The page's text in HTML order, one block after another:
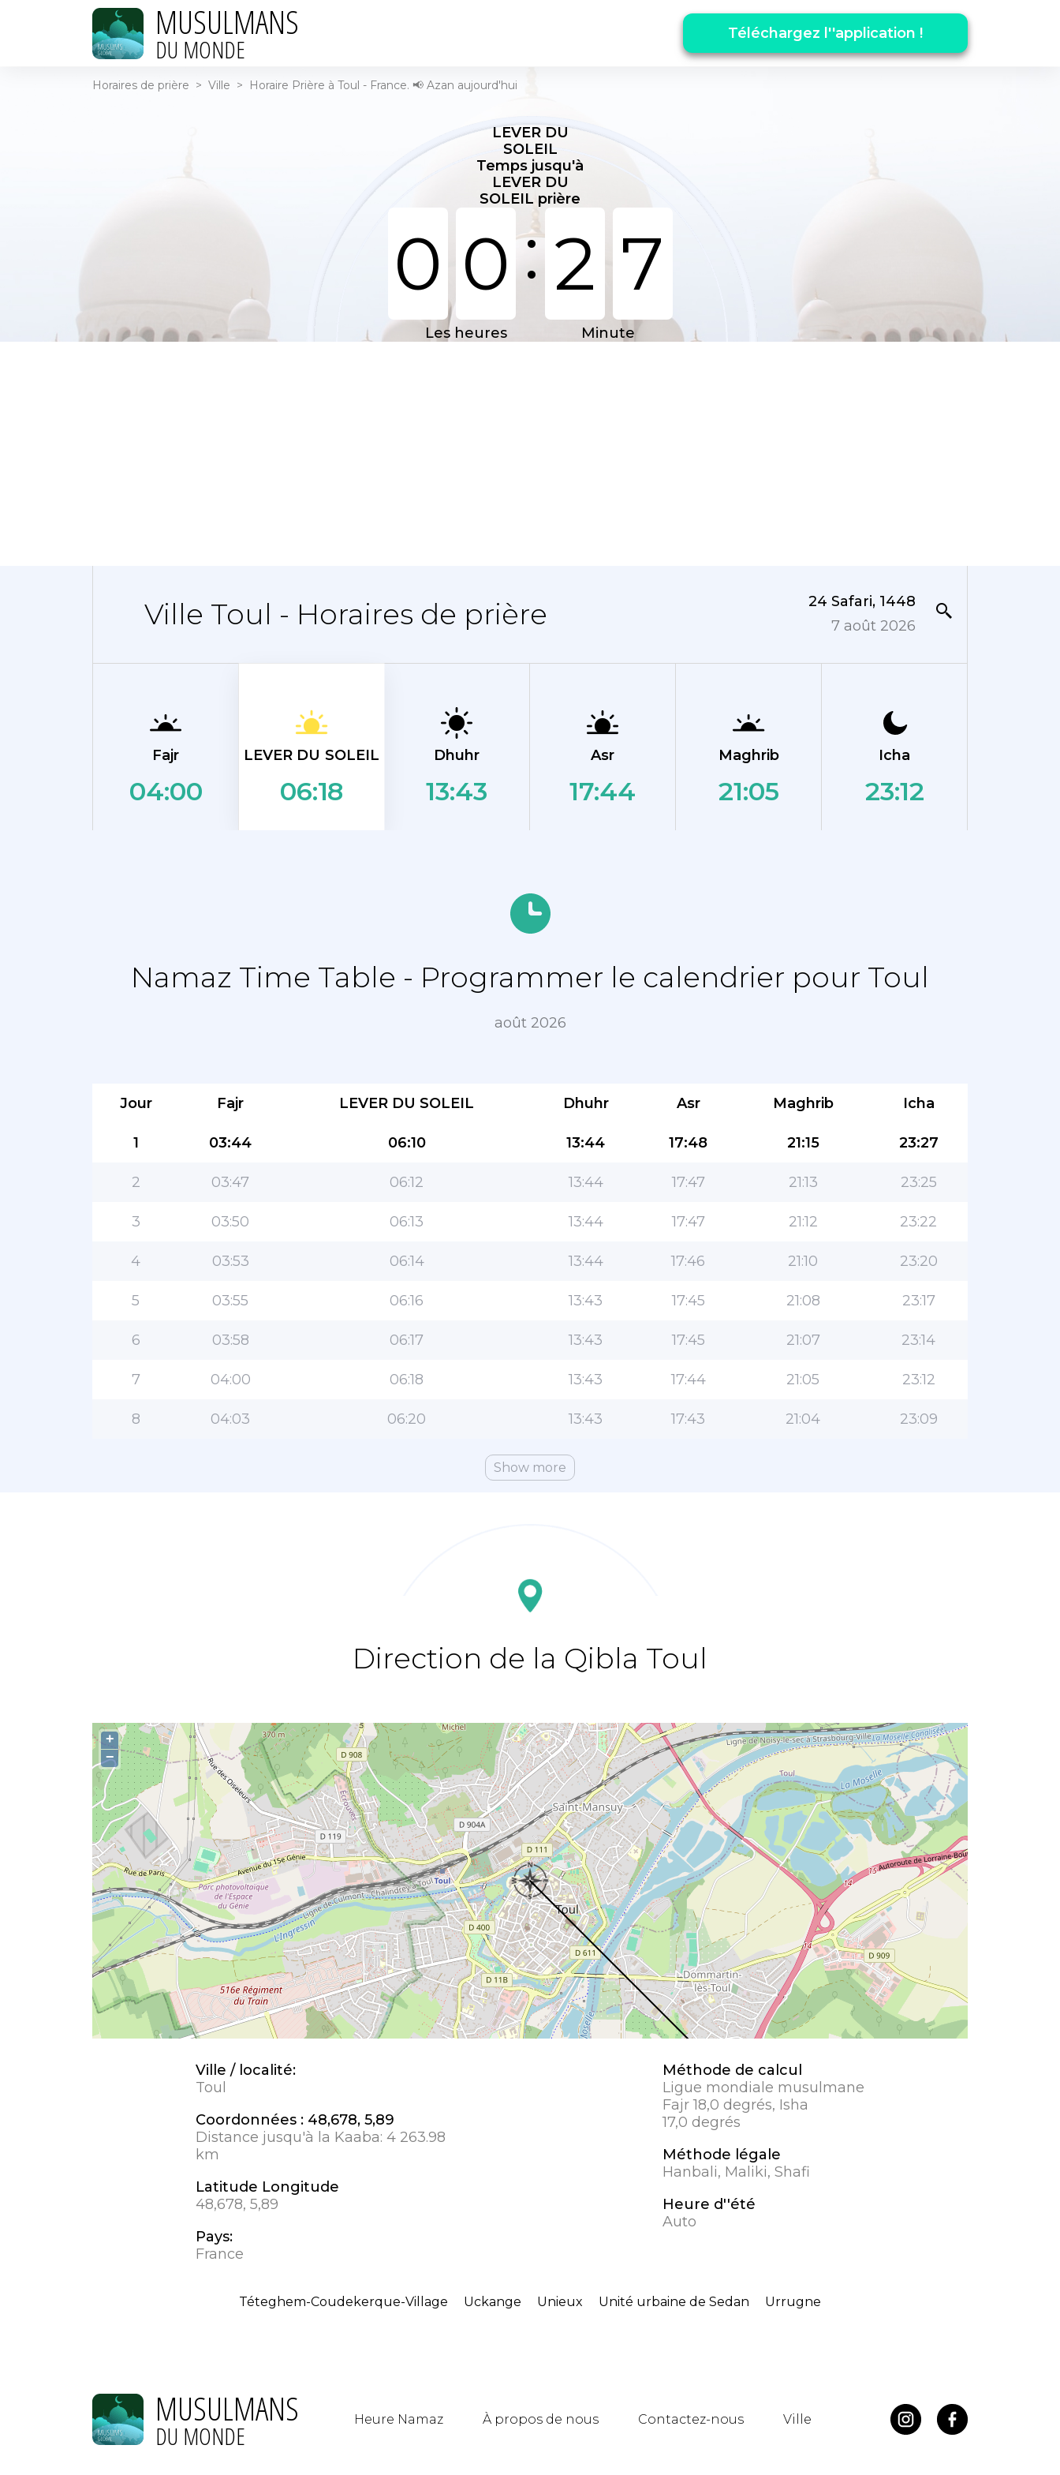
MUSULMANS
DU MONDE Téléchargez l''application !
Horaires de prière > Ville > Horaire Prière à Toul - France. 📢 Azan aujourd'hui
LEVER DU
SOLEIL
Temps jusqu'à
LEVER DU
SOLEIL prière
0 0:2 7
Les heures Minute
Ville Toul - Horaires de prière
24 Safari, 1448
7 août 2026
Fajr
04:00
LEVER DU SOLEIL
06:18
Dhuhr
13:43
Asr
17:44
Maghrib
21:05
Icha
23:12
Namaz Time Table - Programmer le calendrier pour Toul
août 2026
Jour Fajr LEVER DU SOLEIL Dhuhr Asr Maghrib Icha
1 03:44 06:10 13:44 17:48 21:15 23:27
2 03:47 06:12 13:44 17:47 21:13 23:25
3 03:50 06:13 13:44 17:47 21:12 23:22
4 03:53 06:14 13:44 17:46 21:10 23:20
5 03:55 06:16 13:43 17:45 21:08 23:17
6 03:58 06:17 13:43 17:45 21:07 23:14
7 04:00 06:18 13:43 17:44 21:05 23:12
8 04:03 06:20 13:43 17:43 21:04 23:09
Show more
Direction de la Qibla Toul
+
−
Ville / localité:
Toul
Coordonnées : 48,678, 5,89
Distance jusqu'à la Kaaba:4 263.98
km
Latitude Longitude
48,678, 5,89
Pays:
France
Méthode de calcul
Ligue mondiale musulmane
Fajr 18,0 degrés, Isha
17,0 degrés
Méthode légale
Hanbali, Maliki, Shafi
Heure d''été
Auto
Téteghem-Coudekerque-Village Uckange Unieux Unité urbaine de Sedan Urrugne
MUSULMANS
DU MONDE Heure Namaz À propos de nous Contactez-nous Ville
L''application la plus populaire pour les
heures de prière les plus précises